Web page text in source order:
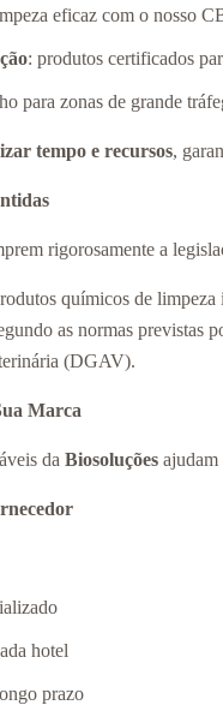
eficaz com o nosso
: produtos certificados
para zonas de grande
tempo e recursos,
rigorosamente a
químicos de
as normas
(DGAV).
Marca
da Biosoluções ajudam
hotel
prazo